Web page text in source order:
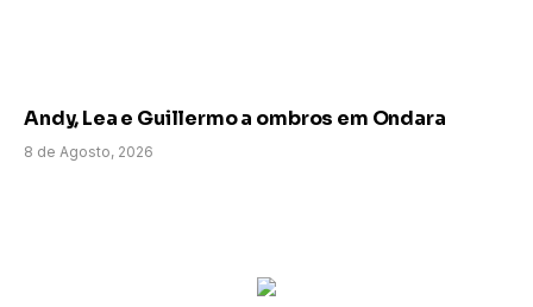
Andy, Lea e Guillermo a ombros em Ondara
8 de Agosto, 2026